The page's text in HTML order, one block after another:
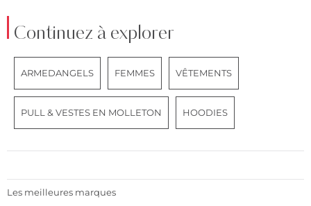
Continuez à explorer
ARMEDANGELS FEMMES VÊTEMENTS
PULL & VESTES EN MOLLETON HOODIES
Les meilleures marques